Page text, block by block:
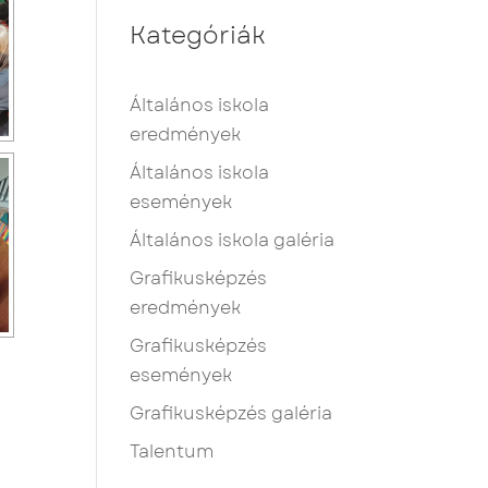
Kategóriák
Általános iskola
eredmények
Általános iskola
események
Általános iskola galéria
Grafikusképzés
eredmények
Grafikusképzés
események
Grafikusképzés galéria
Talentum